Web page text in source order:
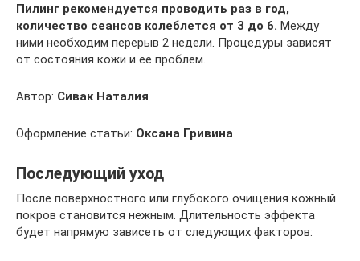
Пилинг рекомендуется проводить раз в год,
количество сеансов колеблется от 3 до 6. Между
ними необходим перерыв 2 недели. Процедуры зависят
от состояния кожи и ее проблем.
Автор: Сивак Наталия
Оформление статьи: Оксана Гривина
Последующий уход
После поверхностного или глубокого очищения кожный
покров становится нежным. Длительность эффекта
будет напрямую зависеть от следующих факторов: